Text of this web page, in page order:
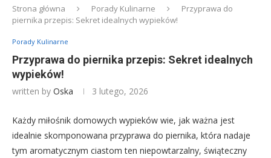
Strona główna Porady Kulinarne
Przyprawa do
piernika przepis: Sekret idealnych wypieków!
Porady Kulinarne
Przyprawa do piernika przepis: Sekret idealnych
wypieków!
written by Oska 3 lutego, 2026
Każdy miłośnik domowych wypieków wie, jak ważna jest
idealnie skomponowana przyprawa do piernika, która nadaje
tym aromatycznym ciastom ten niepowtarzalny, świąteczny